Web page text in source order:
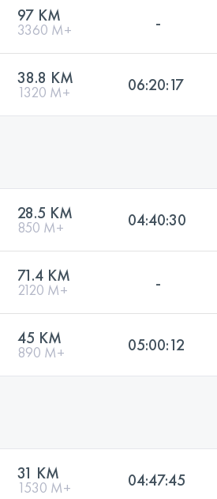
97 KM
3360 M+ -
38.8 KM
1320 M+ 06:20:17
28.5 KM
850 M+ 04:40:30
71.4 KM
2120 M+ -
45 KM
890 M+ 05:00:12
31 KM
1530 M+ 04:47:45